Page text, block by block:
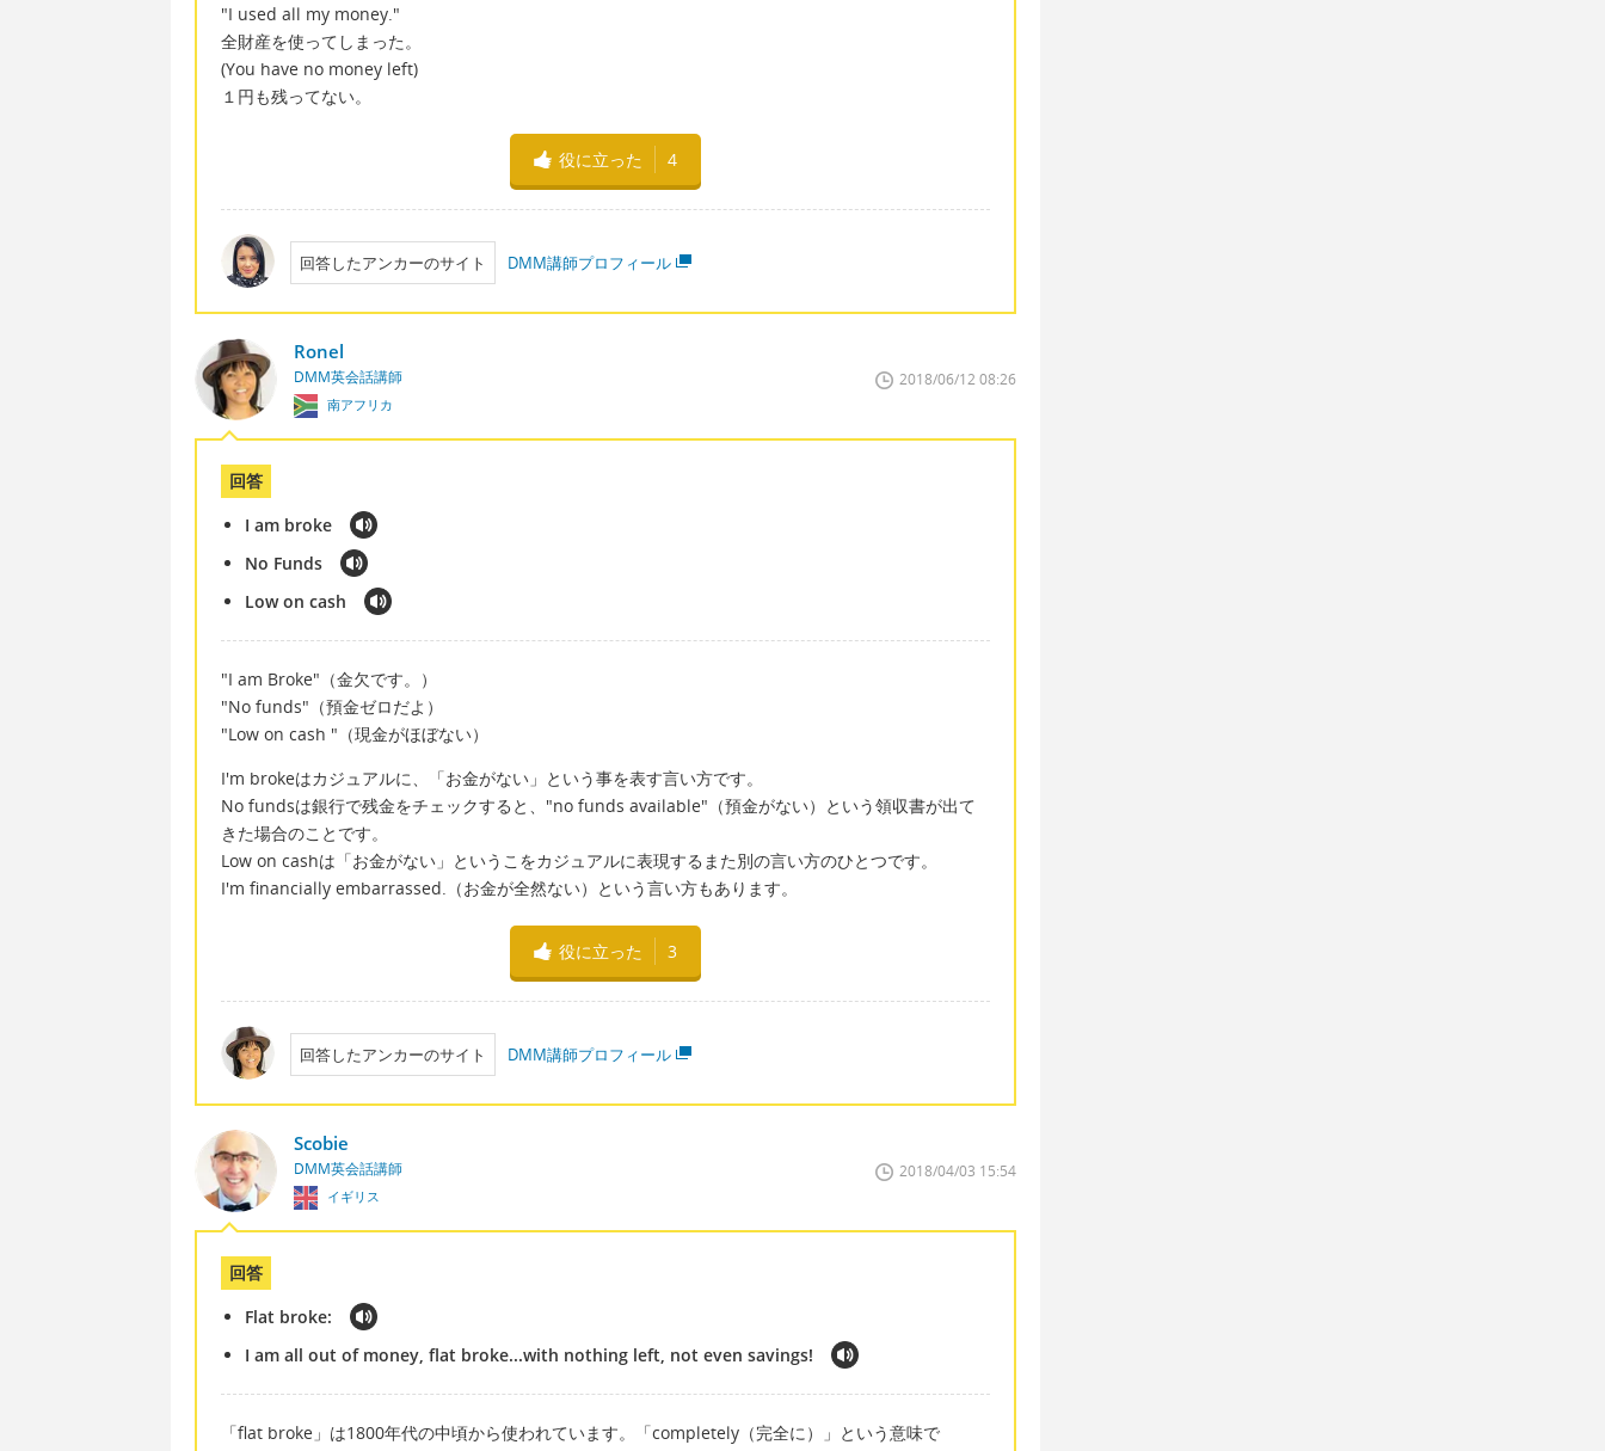
"I used all my money."
全財産を使ってしまった。
(You have no money left)
１円も残ってない。
役に立った 4
回答したアンカーのサイト DMM講師プロフィール
Ronel
DMM英会話講師
南アフリカ
2018/06/12 08:26
回答
I am broke
No Funds
Low on cash
"I am Broke"（金欠です。）
"No funds"（預金ゼロだよ）
"Low on cash "（現金がほぼない）
I'm brokeはカジュアルに、「お金がない」という事を表す言い方です。
No fundsは銀行で残金をチェックすると、"no funds available"（預金がない）という領収書が出て
きた場合のことです。
Low on cashは「お金がない」というこをカジュアルに表現するまた別の言い方のひとつです。
I'm financially embarrassed.（お金が全然ない）という言い方もあります。
役に立った 3
回答したアンカーのサイト DMM講師プロフィール
Scobie
DMM英会話講師
イギリス
2018/04/03 15:54
回答
Flat broke:
I am all out of money, flat broke...with nothing left, not even savings!
「flat broke」は1800年代の中頃から使われています。「completely（完全に）」という意味で